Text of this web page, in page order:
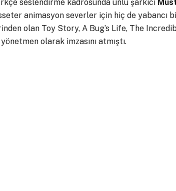
seslendirme kadrosunda ünlü şarkıcı
animasyon severler için hiç de yabancı
olan Toy Story, A Bug’s Life, The
olarak imzasını atmıştı.